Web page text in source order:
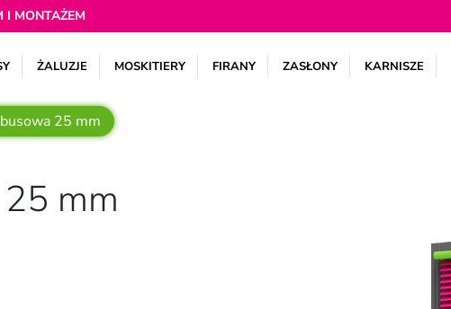
I MONTAŻEM
ŻALUZJE MOSKITIERY FIRANY ZASŁONY KARNISZE
25 mm
mm